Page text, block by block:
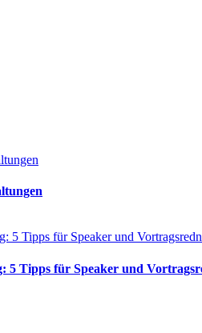
5 Tipps für Speaker und